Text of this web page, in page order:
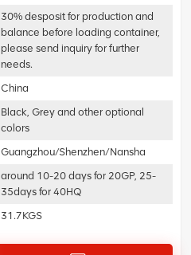
30% desposit for production and
balance before loading container,
please send inquiry for further
needs.
China
Black, Grey and other optional
colors
Guangzhou/Shenzhen/Nansha
around 10-20 days for 20GP, 25-
35days for 40HQ
31.7KGS